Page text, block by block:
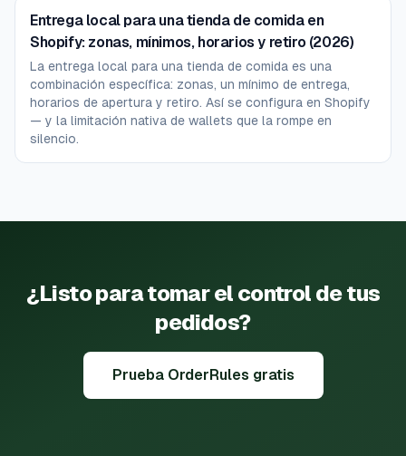
Entrega local para una tienda de comida en
Shopify: zonas, mínimos, horarios y retiro (2026)
La entrega local para una tienda de comida es una
combinación específica: zonas, un mínimo de entrega,
horarios de apertura y retiro. Así se configura en Shopify
— y la limitación nativa de wallets que la rompe en
silencio.
¿Listo para tomar el control de tus
pedidos?
Prueba OrderRules gratis